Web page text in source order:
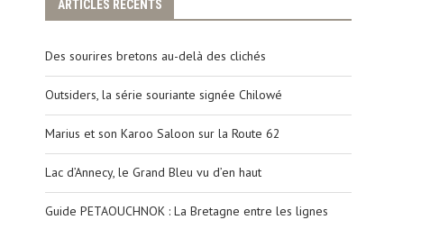
ARTICLES RÉCENTS
Des sourires bretons au-delà des clichés
Outsiders, la série souriante signée Chilowé
Marius et son Karoo Saloon sur la Route 62
Lac d’Annecy, le Grand Bleu vu d’en haut
Guide PETAOUCHNOK : La Bretagne entre les lignes